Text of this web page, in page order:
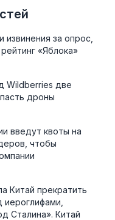
извинения за опрос,
«Яблока»
Wildberries две
дроны
введут квоты на
чтобы
Китай прекратить
иероглифами,
Сталина». Китай